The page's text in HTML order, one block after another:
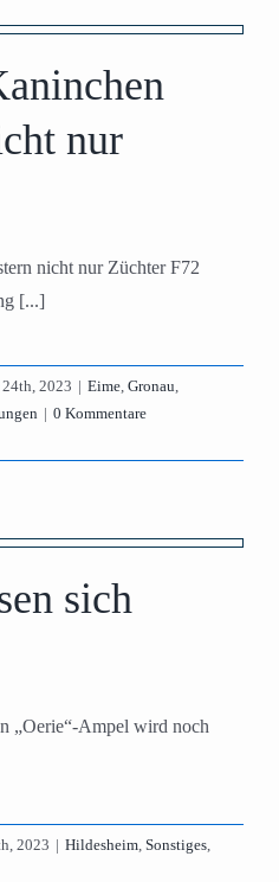
nur
nicht nur Züchter F72
[...]
2023 | Eime Gronau
| 0 Kommentare
sich
„Oerie“-Ampel wird noch
2023 | Hildesheim Sonstiges